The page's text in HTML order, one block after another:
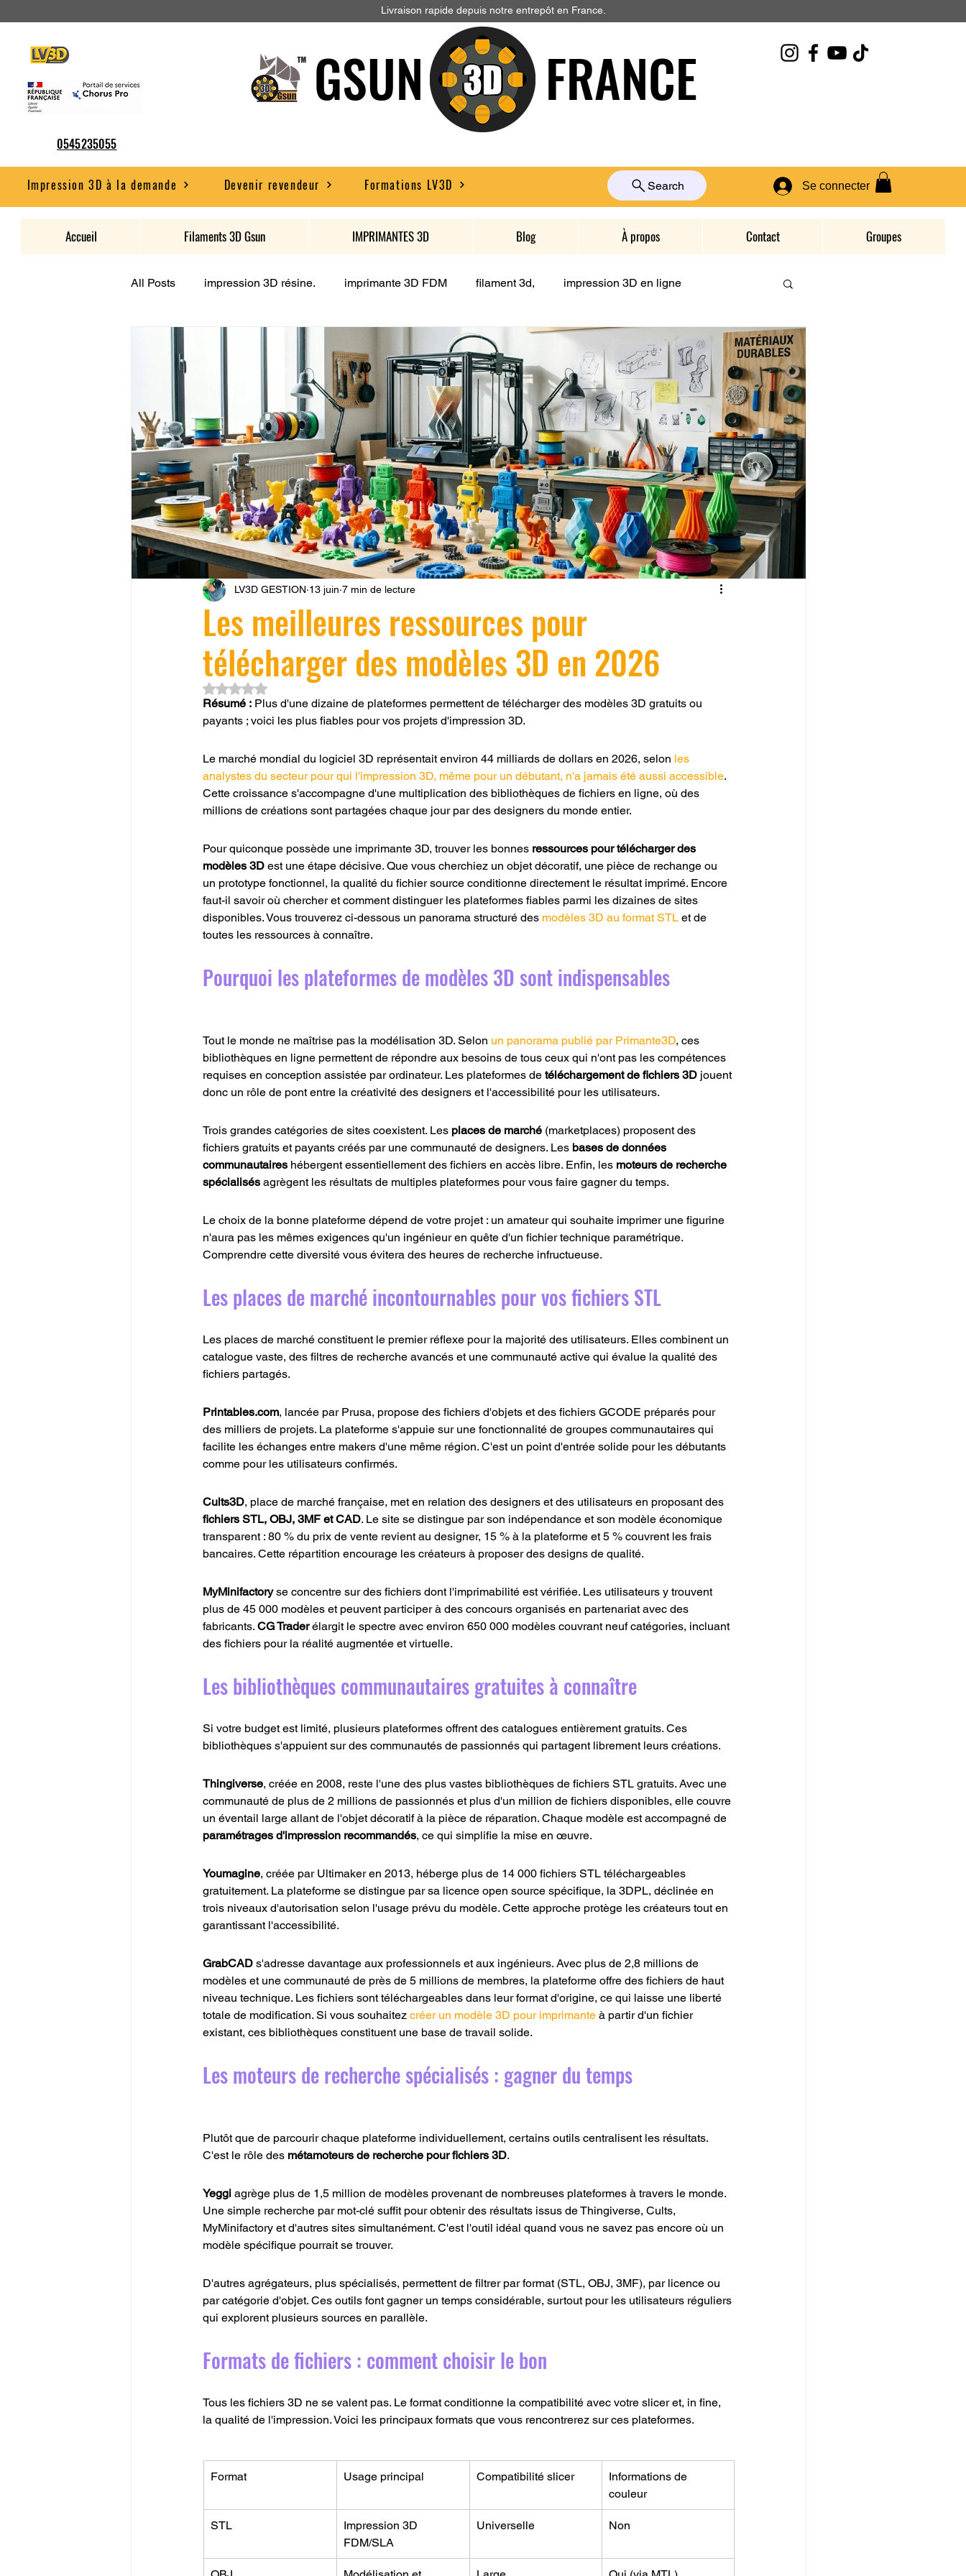
Livraison rapide depuis notre entrepôt en France.
0545235055
GSUN FRANCE
Impression 3D à la demande Devenir revendeur Formations LV3D Se connecter
Search
Accueil Filaments 3D Gsun IMPRIMANTES 3D Blog À propos Contact Groupes
All Posts impression 3D résine. imprimante 3D FDM filament 3d, impression 3D en ligne
CONCESSION LV3D JEU LV3D filament PLA imprimante 3d professionelle
SCANNER 3D Formation à l'impression 3D CPF impression 3D à la demande Formation 3D en ligne.
SEO filament 3D Refaire une piece en 3D Filament PETG Filament ABS
Entretien imprimante 3D postraitement SNAPMAKER CRÉALITY SPARK X I7 CREALITY
Bambu Lab X2D fusion 360 fusion 360 Formation CREALITY PRINT
Les meilleures ressources pour
télécharger des modèles 3D en 2026
LV3D GESTION 13 juin 7 min de lecture
Noté NaN étoiles sur 5.
Résumé : Plus d'une dizaine de plateformes permettent de télécharger des modèles 3D gratuits ou
payants ; voici les plus fiables pour vos projets d'impression 3D.
Le marché mondial du logiciel 3D représentait environ 44 milliards de dollars en 2026, selon les
analystes du secteur pour qui l'impression 3D, même pour un débutant, n'a jamais été aussi accessible.
Cette croissance s'accompagne d'une multiplication des bibliothèques de fichiers en ligne, où des
millions de créations sont partagées chaque jour par des designers du monde entier.
Pour quiconque possède une imprimante 3D, trouver les bonnes ressources pour télécharger des
modèles 3D est une étape décisive. Que vous cherchiez un objet décoratif, une pièce de rechange ou
un prototype fonctionnel, la qualité du fichier source conditionne directement le résultat imprimé. Encore
faut-il savoir où chercher et comment distinguer les plateformes fiables parmi les dizaines de sites
disponibles. Vous trouverez ci-dessous un panorama structuré des modèles 3D au format STL et de
toutes les ressources à connaître.
Pourquoi les plateformes de modèles 3D sont indispensables
Tout le monde ne maîtrise pas la modélisation 3D. Selon un panorama publié par Primante3D, ces
bibliothèques en ligne permettent de répondre aux besoins de tous ceux qui n'ont pas les compétences
requises en conception assistée par ordinateur. Les plateformes de téléchargement de fichiers 3D jouent
donc un rôle de pont entre la créativité des designers et l'accessibilité pour les utilisateurs.
Trois grandes catégories de sites coexistent. Les places de marché (marketplaces) proposent des
fichiers gratuits et payants créés par une communauté de designers. Les bases de données
communautaires hébergent essentiellement des fichiers en accès libre. Enfin, les moteurs de recherche
spécialisés agrègent les résultats de multiples plateformes pour vous faire gagner du temps.
Le choix de la bonne plateforme dépend de votre projet : un amateur qui souhaite imprimer une figurine
n'aura pas les mêmes exigences qu'un ingénieur en quête d'un fichier technique paramétrique.
Comprendre cette diversité vous évitera des heures de recherche infructueuse.
Les places de marché incontournables pour vos fichiers STL
Les places de marché constituent le premier réflexe pour la majorité des utilisateurs. Elles combinent un
catalogue vaste, des filtres de recherche avancés et une communauté active qui évalue la qualité des
fichiers partagés.
Printables.com, lancée par Prusa, propose des fichiers d'objets et des fichiers GCODE préparés pour
des milliers de projets. La plateforme s'appuie sur une fonctionnalité de groupes communautaires qui
facilite les échanges entre makers d'une même région. C'est un point d'entrée solide pour les débutants
comme pour les utilisateurs confirmés.
Cults3D, place de marché française, met en relation des designers et des utilisateurs en proposant des
fichiers STL, OBJ, 3MF et CAD. Le site se distingue par son indépendance et son modèle économique
transparent : 80 % du prix de vente revient au designer, 15 % à la plateforme et 5 % couvrent les frais
bancaires. Cette répartition encourage les créateurs à proposer des designs de qualité.
MyMinifactory se concentre sur des fichiers dont l'imprimabilité est vérifiée. Les utilisateurs y trouvent
plus de 45 000 modèles et peuvent participer à des concours organisés en partenariat avec des
fabricants. CG Trader élargit le spectre avec environ 650 000 modèles couvrant neuf catégories, incluant
des fichiers pour la réalité augmentée et virtuelle.
Les bibliothèques communautaires gratuites à connaître
Si votre budget est limité, plusieurs plateformes offrent des catalogues entièrement gratuits. Ces
bibliothèques s'appuient sur des communautés de passionnés qui partagent librement leurs créations.
Thingiverse, créée en 2008, reste l'une des plus vastes bibliothèques de fichiers STL gratuits. Avec une
communauté de plus de 2 millions de passionnés et plus d'un million de fichiers disponibles, elle couvre
un éventail large allant de l'objet décoratif à la pièce de réparation. Chaque modèle est accompagné de
paramétrages d'impression recommandés, ce qui simplifie la mise en œuvre.
Youmagine, créée par Ultimaker en 2013, héberge plus de 14 000 fichiers STL téléchargeables
gratuitement. La plateforme se distingue par sa licence open source spécifique, la 3DPL, déclinée en
trois niveaux d'autorisation selon l'usage prévu du modèle. Cette approche protège les créateurs tout en
garantissant l'accessibilité.
GrabCAD s'adresse davantage aux professionnels et aux ingénieurs. Avec plus de 2,8 millions de
modèles et une communauté de près de 5 millions de membres, la plateforme offre des fichiers de haut
niveau technique. Les fichiers sont téléchargeables dans leur format d'origine, ce qui laisse une liberté
totale de modification. Si vous souhaitez créer un modèle 3D pour imprimante à partir d'un fichier
existant, ces bibliothèques constituent une base de travail solide.
Les moteurs de recherche spécialisés : gagner du temps
Plutôt que de parcourir chaque plateforme individuellement, certains outils centralisent les résultats.
C'est le rôle des métamoteurs de recherche pour fichiers 3D.
Yeggi agrège plus de 1,5 million de modèles provenant de nombreuses plateformes à travers le monde.
Une simple recherche par mot-clé suffit pour obtenir des résultats issus de Thingiverse, Cults,
MyMinifactory et d'autres sites simultanément. C'est l'outil idéal quand vous ne savez pas encore où un
modèle spécifique pourrait se trouver.
D'autres agrégateurs, plus spécialisés, permettent de filtrer par format (STL, OBJ, 3MF), par licence ou
par catégorie d'objet. Ces outils font gagner un temps considérable, surtout pour les utilisateurs réguliers
qui explorent plusieurs sources en parallèle.
Formats de fichiers : comment choisir le bon
Tous les fichiers 3D ne se valent pas. Le format conditionne la compatibilité avec votre slicer et, in fine,
la qualité de l'impression. Voici les principaux formats que vous rencontrerez sur ces plateformes.
Format Usage principal Compatibilité slicer
Informations de
couleur
STL
Impression 3D
FDM/SLA
Universelle Non